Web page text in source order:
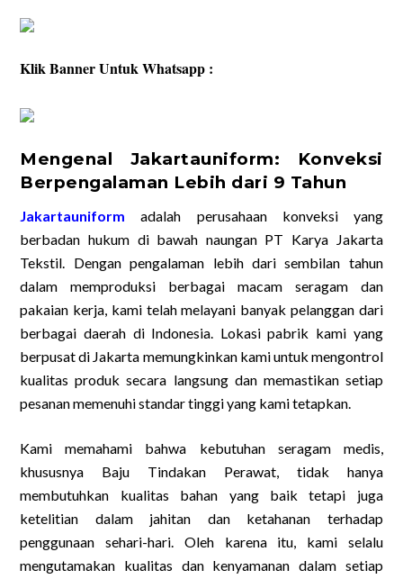
Klik Banner Untuk Whatsapp :
Mengenal Jakartauniform: Konveksi
Berpengalaman Lebih dari 9 Tahun
Jakartauniform adalah perusahaan konveksi yang
berbadan hukum di bawah naungan PT Karya Jakarta
Tekstil. Dengan pengalaman lebih dari sembilan tahun
dalam memproduksi berbagai macam seragam dan
pakaian kerja, kami telah melayani banyak pelanggan dari
berbagai daerah di Indonesia. Lokasi pabrik kami yang
berpusat di Jakarta memungkinkan kami untuk mengontrol
kualitas produk secara langsung dan memastikan setiap
pesanan memenuhi standar tinggi yang kami tetapkan.
Kami memahami bahwa kebutuhan seragam medis,
khususnya Baju Tindakan Perawat, tidak hanya
membutuhkan kualitas bahan yang baik tetapi juga
ketelitian dalam jahitan dan ketahanan terhadap
penggunaan sehari-hari. Oleh karena itu, kami selalu
mengutamakan kualitas dan kenyamanan dalam setiap